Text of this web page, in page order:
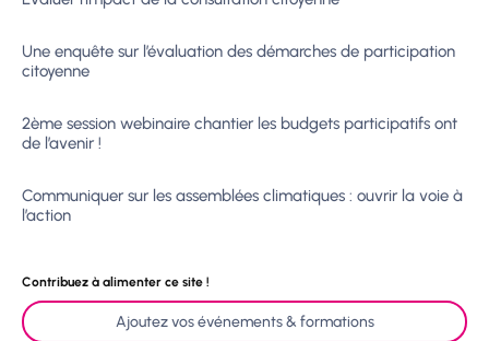
Une enquête sur l’évaluation des démarches de participation
citoyenne
2ème session webinaire chantier les budgets participatifs ont
de l’avenir !
Communiquer sur les assemblées climatiques : ouvrir la voie à
l’action
Contribuez à alimenter ce site !
Ajoutez vos événements & formations